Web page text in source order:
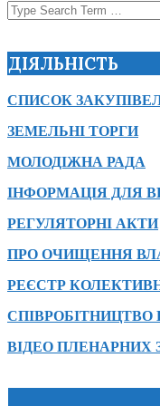
Search
ДІЯЛЬНІСТЬ
СПИСОК
ЗЕМЕЛЬНІ ТОРГИ
МОЛОДІЖНА РАДА
ІНФОРМАЦІЯ ДЛЯ
РЕГУЛЯТОРНІ АКТИ
ПРО ОЧИЩЕННЯ
РЕЄСТР
СПІВРОБІТНИЦТВО
ВІДЕО ПЛЕНАРНИХ